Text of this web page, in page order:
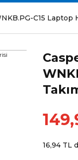
C15
16,94 TL